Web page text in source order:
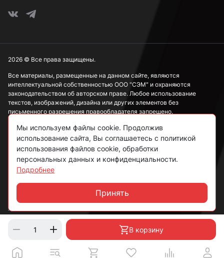
В корзину
М3
М5
М8
М12
Все материалы, размещенные на данном сайте, являются
интеллектуальной собственностью ООО "СЭМ" и охраняются
законодательством об авторском праве. Любое использование
текстов, изображений, дизайна или других элементов без
письменного разрешения правообладателя запрещено.
Информация, представленная на сайте, носит исключительно
ознакомительный характер и не может рассматриваться как
публичная оферта в соответствии со ст. 437 ГК РФ.
Политика конфиденциальности
Согласие на обработку данных
Пользовательское соглашение
2026 © Все права защищены.
Мы используем файлы cookie. Продолжив
использование сайта, Вы соглашаетесь с политикой
использования файлов cookie, обработки
персональных данных и конфиденциальности.
Подробнее
Принять
Чат